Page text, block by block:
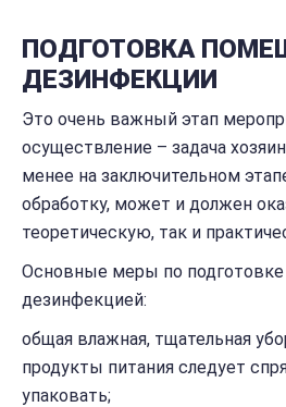
ПОДГОТОВКА
ДЕЗИНФЕКЦИИ
Это очень важный этап
осуществление – задача
менее на заключительном
обработку, может и должен
теоретическую, так и
Основные меры по
дезинфекцией:
общая влажная, тщательная
продукты питания следует
упаковать;